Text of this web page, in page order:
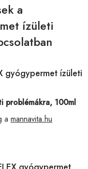
a
ízületi
gyógypermet ízületi
problémákra, 100ml
a mannavita.hu